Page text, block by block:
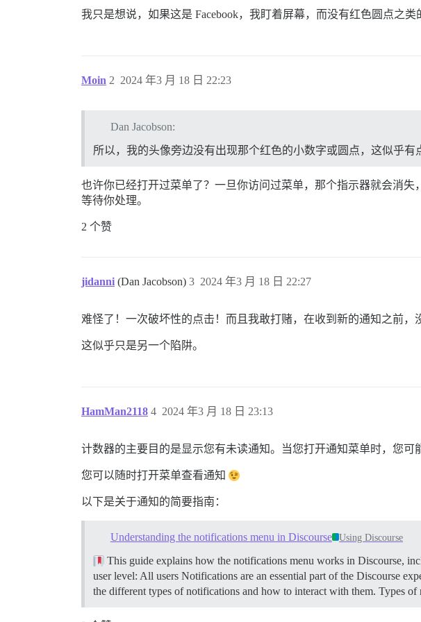
我只是想说，如果这是 Facebook，我盯着屏幕，而没有红色圆点之
Moin 2024 年3 月 18 日 22:23
2
Dan Jacobson:
所以，我的头像旁边没有出现那个红色的小数字或圆点，这似乎有
也许你已经打开过菜单了？一旦你访问过菜单，那个指示器就会消
等待你处理。
2 个赞
jidanni (Dan Jacobson) 2024 年3 月 18 日 22:27
3
难怪了！一次破坏性的点击！而且我敢打赌，在收到新的通知之前
这似乎只是另一个陷阱。
HamMan2118 2024 年3 月 18 日 23:13
4
计数器的主要目的是显示您有未读通知。当您打开通知菜单时，您
您可以随时打开菜单查看通知
以下是关于通知的简要指南：
Understanding the notifications menu in Discourse Using Discourse
This guide explains how the notifications menu works in Discourse,
user level: All users Notifications are an essential part of the Discourse
the different types of notifications and how to interact with them. Types of